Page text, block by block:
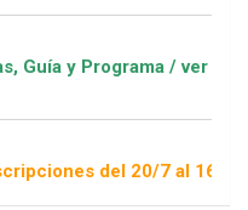
/ ver Escuelas
del 20/7 al 16/8 / Sorteo